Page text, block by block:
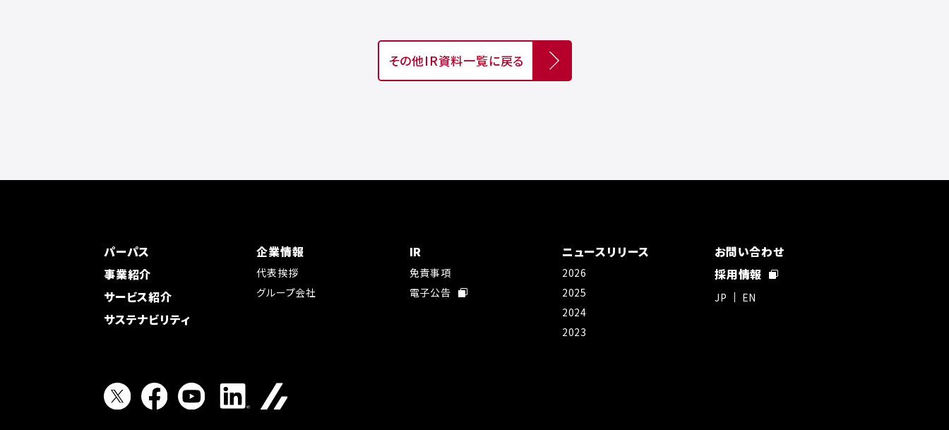
その他IR資料一覧に戻る
パーパス
事業紹介
サービス紹介
サステナビリティ
企業情報
代表挨拶
グループ会社
IR
免責事項
電子公告
ニュースリリース
2026
2025
2024
2023
お問い合わせ
採用情報
JP EN